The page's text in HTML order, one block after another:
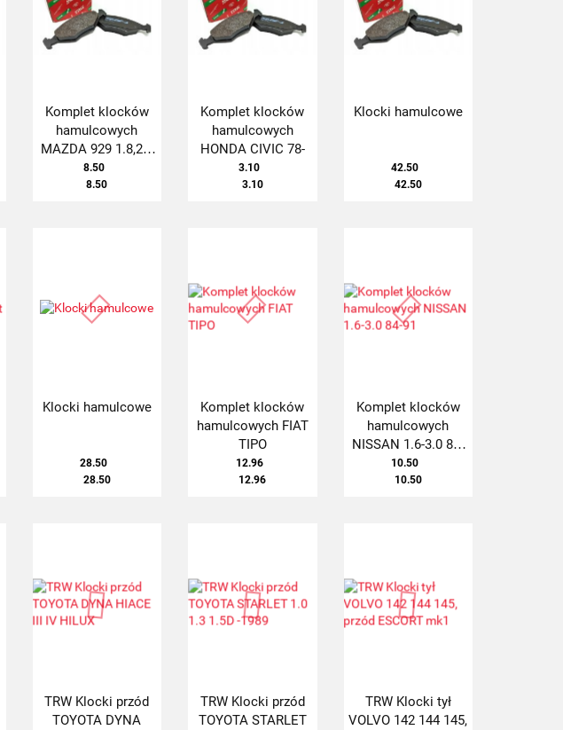
Komplet klocków
hamulcowych
MAZDA 929 1.8,2.0
81-
8.50
8.50
Komplet klocków
hamulcowych
HONDA CIVIC 78-
3.10
3.10
Klocki hamulcowe
42.50
42.50
Klocki hamulcowe
28.50
28.50
Komplet klocków
hamulcowych FIAT
TIPO
12.96
12.96
Komplet klocków
hamulcowych
NISSAN 1.6-3.0 84-
91
10.50
10.50
TRW Klocki przód
TOYOTA DYNA
TRW Klocki przód
TOYOTA STARLET
TRW Klocki tył
VOLVO 142 144 145,